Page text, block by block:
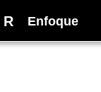
R Enfoque